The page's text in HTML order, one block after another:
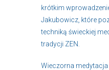
krótkim
Jakubowicz, które
techniką świeckiej
tradycji ZEN.
Wieczorna